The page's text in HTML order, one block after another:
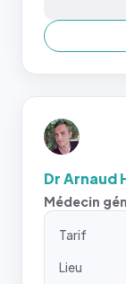
Dr Arnaud
Médecin
Tarif
Lieu